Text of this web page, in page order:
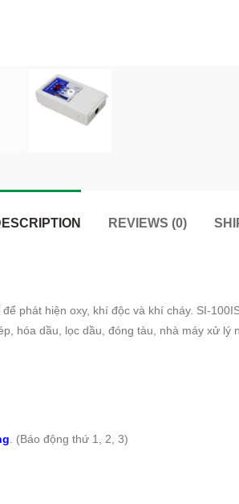
REVIEWS (0)
để phát hiện oxy, khí độc và khí cháy. SI-
hóa dầu, lọc dầu, đóng tàu, nhà máy xử lý
. (Báo động thứ 1, 2, 3)